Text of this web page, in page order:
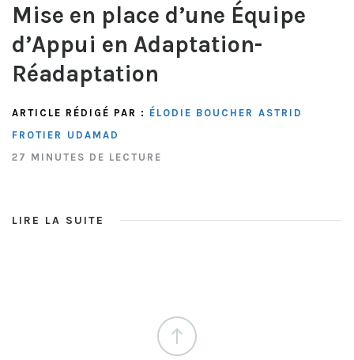
Mise en place d’une Équipe
d’Appui en Adaptation-
Réadaptation
ARTICLE RÉDIGÉ PAR : ÉLODIE BOUCHER ASTRID
FROTIER
UDAMAD
27 MINUTES DE LECTURE
LIRE LA SUITE